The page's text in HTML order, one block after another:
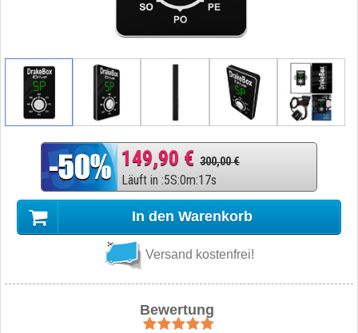
149,90 € 300,00 €
Läuft in :5S:0m:16s
In den Warenkorb
Versand kostenfrei!
Bewertung